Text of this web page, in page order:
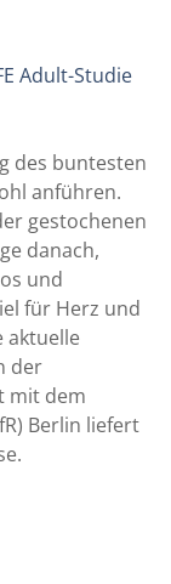
des buntesten
anführen.
gestochenen
danach,
und
für Herz und
aktuelle
der
mit dem
Berlin liefert